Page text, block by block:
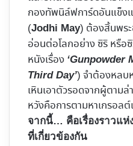
กองทัพนิล์ฟการ์ดอันแข็งแ
(Jodhi May) ต้องสิ้นพร
อ่อนต่อโลกอย่าง ซิริ หรือ
หนังเรื่อง ‘Gunpowder
Third Day’) จำต้องหลบ
เหินเอาตัวรอดจากผู้ตาม
หวังคือการตามหาเกรอล
จากนี้… คือเรื่องราวแห่
ที่เกี่ยวข้องกัน